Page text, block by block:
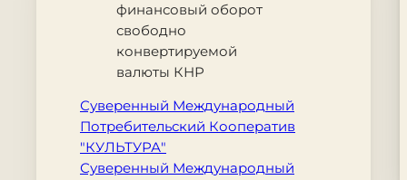
финансовый оборот
свободно
конвертируемой
валюты КНР
Суверенный Международный
Потребительский Кооператив
"КУЛЬТУРА"
Суверенный Международный